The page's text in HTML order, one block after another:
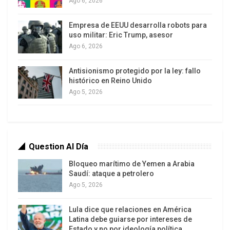
victoria del pueblo, el próximo 7 de octubre.
En este contexto, indicó que Venezuela ha logrado
un puesto importante en la escena internacional y
Caricom.
Oposición desesperada
en las encuestas de su candidato presidencial.
Por ello, llamó a la población a estar pendiente y a
no dejarse engañar por el candidato de la
liderazgo.
Empresa de EEUU desarrolla robots para
uso militar: Eric Trump, asesor
Ago 6, 2026
Antisionismo protegido por la ley: fallo
histórico en Reino Unido
Ago 5, 2026
Question Al Día
Bloqueo marítimo de Yemen a Arabia
Saudí: ataque a petrolero
Ago 5, 2026
Lula dice que relaciones en América
Latina debe guiarse por intereses de